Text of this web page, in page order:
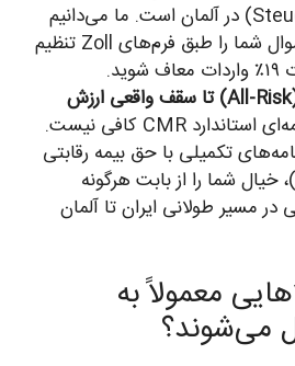
(Steuerbefreiung) در آلمان است. ما می‌دانیم
چطور لیست اموال شما را طبق فرم‌های Zoll تنظیم
بیمه تمام‌خطر (All-Risk) تا سقف واقعی ارزش
پوشش بیمه‌ای استاندارد CMR کافی نیست.
تکمیلی با حق بیمه رقابتی
خیال شما را از بابت هرگونه
مسیر طولانی ایران تا آلمان
معمولاً به
می‌شوند؟